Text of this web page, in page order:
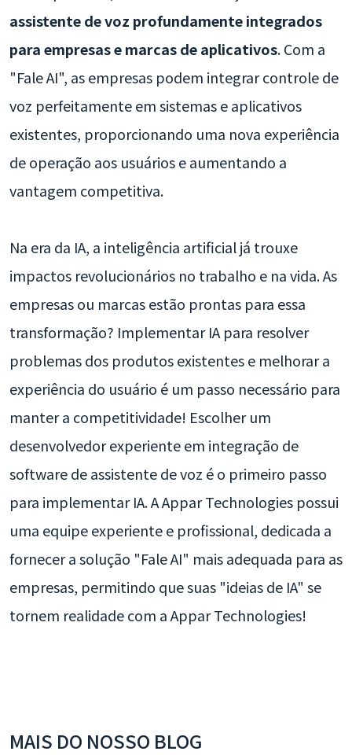
assistente de voz profundamente integrados
para empresas e marcas de aplicativos. Com a
"Fale AI", as empresas podem integrar controle de
voz perfeitamente em sistemas e aplicativos
existentes, proporcionando uma nova experiência
de operação aos usuários e aumentando a
vantagem competitiva.
Na era da IA, a inteligência artificial já trouxe
impactos revolucionários no trabalho e na vida. As
empresas ou marcas estão prontas para essa
transformação? Implementar IA para resolver
problemas dos produtos existentes e melhorar a
experiência do usuário é um passo necessário para
manter a competitividade! Escolher um
desenvolvedor experiente em integração de
software de assistente de voz é o primeiro passo
para implementar IA. A Appar Technologies possui
uma equipe experiente e profissional, dedicada a
fornecer a solução "Fale AI" mais adequada para as
empresas, permitindo que suas "ideias de IA" se
tornem realidade com a Appar Technologies!
MAIS DO NOSSO BLOG